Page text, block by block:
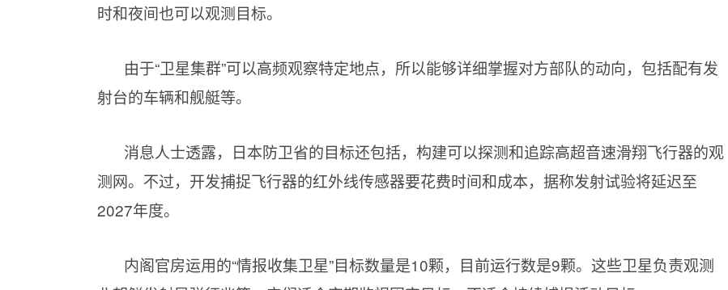
时和夜间也可以观测目标。
由于“卫星集群”可以高频观察特定地点，所以能够详细掌握对方部队的动向，包括配有发
射台的车辆和舰艇等。
消息人士透露，日本防卫省的目标还包括，构建可以探测和追踪高超音速滑翔飞行器的观
测网。不过，开发捕捉飞行器的红外线传感器要花费时间和成本，据称发射试验将延迟至
2027年度。
内阁官房运用的“情报收集卫星”目标数量是10颗，目前运行数是9颗。这些卫星负责观测